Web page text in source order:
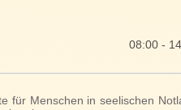
08:00 -
für Menschen in seelischen